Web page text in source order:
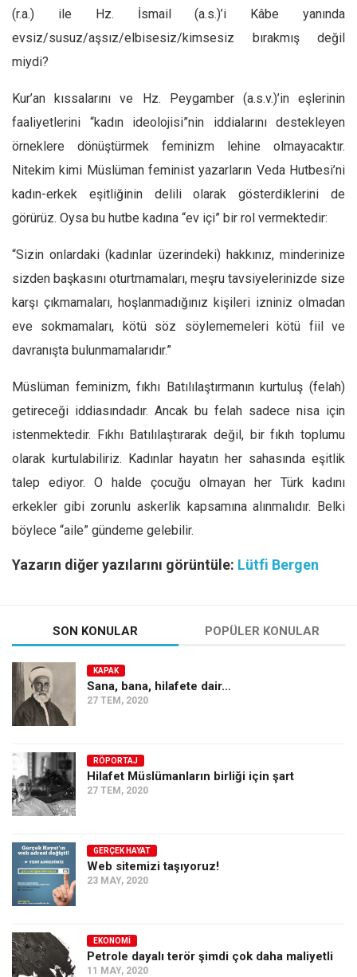
(r.a.) ile Hz. İsmail (a.s.)’i Kâbe yanında
evsiz/susuz/aşsız/elbisesiz/kimsesiz bırakmış değil
miydi?
Kur’an kıssalarını ve Hz. Peygamber (a.s.v.)’in eşlerinin
faaliyetlerini “kadın ideolojisi”nin iddialarını destekleyen
örneklere dönüştürmek feminizm lehine olmayacaktır.
Nitekim kimi Müslüman feminist yazarların Veda Hutbesi’ni
kadın-erkek eşitliğinin delili olarak gösterdiklerini de
görürüz. Oysa bu hutbe kadına “ev içi” bir rol vermektedir:
“Sizin onlardaki (kadınlar üzerindeki) hakkınız, minderinize
sizden başkasını oturtmama­ları, meşru tavsiyelerinizde size
karşı çık­mamaları, hoşlanmadığınız kişileri izniniz olmadan
eve sokmamaları, kötü söz söyle­memeleri kötü fiil ve
davranışta bulunma­malarıdır.”
Müslüman feminizm, fıkhı Batılılaştırmanın kurtuluş (felah)
getireceği iddiasındadır. Ancak bu felah sadece nisa için
istenmektedir. Fıkhı Batılılaştırarak değil, bir fıkıh toplumu
olarak kurtulabiliriz. Kadınlar hayatın her sahasında eşitlik
talep ediyor. O halde çocuğu olmayan her Türk kadını
erkekler gibi zorunlu askerlik kapsamına alınmalıdır. Belki
böylece “aile” gündeme gelebilir.
Yazarın diğer yazılarını görüntüle: Lütfi Bergen
SON KONULAR POPÜLER KONULAR
KAPAK
Sana, bana, hilafete dair…
27 TEM, 2020
RÖPORTAJ
Hilafet Müslümanların birliği için şart
27 TEM, 2020
GERÇEK HAYAT
Web sitemizi taşıyoruz!
23 MAY, 2020
EKONOMI
Petrole dayalı terör şimdi çok daha maliyetli
11 MAY, 2020